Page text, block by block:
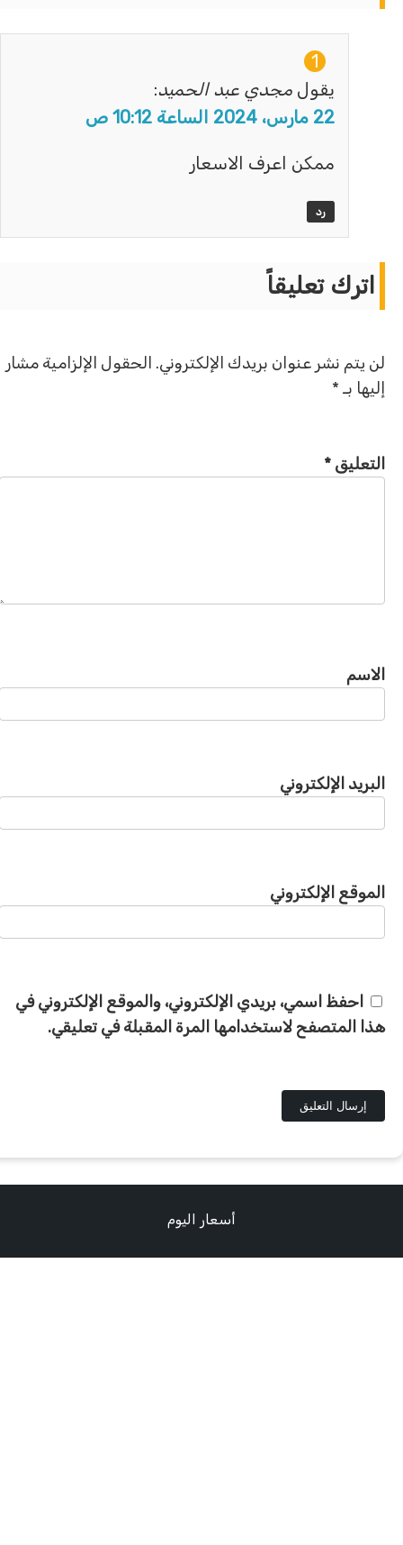
يقول مجدي عبد الحميد:
22 مارس، 2024 الساعة 10:12 ص
ممكن اعرف الاسعار
اترك تعليقاً
لن يتم نشر عنوان بريدك الإلكتروني. الحقول الإلزامية مشار
إليها بـ *
التعليق*
الاسم
البريد الإلكتروني
الموقع الإلكتروني
احفظ اسمي، بريدي الإلكتروني، والموقع الإلكتروني في
هذا المتصفح لاستخدامها المرة المقبلة في تعليقي.
أسعار اليوم